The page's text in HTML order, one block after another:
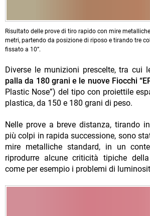
Risultato delle prove di tiro rapido con mire
metri, partendo da posizione di riposo e tirando tre
fissato a 10”.
Diverse le munizioni prescelte, tra cui
palla da 180 grani e le nuove Fiocchi
Plastic Nose”) del tipo con proiettile
plastica, da 150 e 180 grani di peso.
Nelle prove a breve distanza, tirando
più colpi in rapida successione, sono
mire metalliche standard, in un
riprodurre alcune criticità tipiche
come per esempio i problemi di